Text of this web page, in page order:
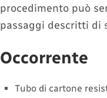
procedimento può
passaggi descritti di
Occorrente
Tubo di cartone